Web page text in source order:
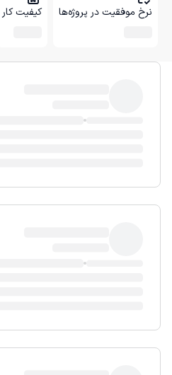
نرخ موفقیت در پروژه‌ها کیفیت کار